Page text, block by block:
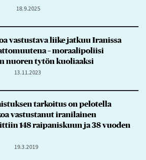
18.9.2025
vastustava liike jatkuu Iranissa
– moraalipoliisi
nuoren tytön kuoliaaksi
13.11.2023
tarkoitus on pelotella
vastustanut iranilainen
148 raipaniskuun ja 38 vuoden
19.3.2019